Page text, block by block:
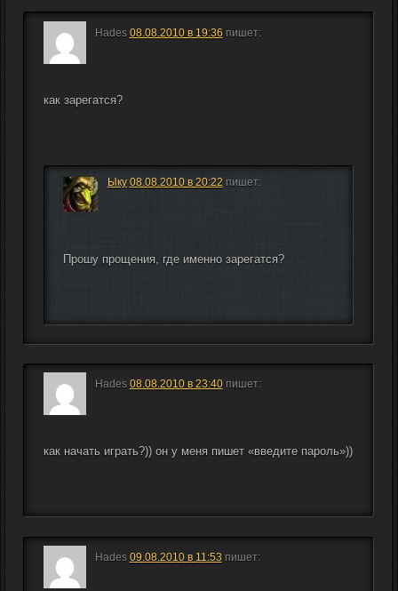
Hades 08.08.2010 в 19:36 пишет:
как зарегатся?
Ыку 08.08.2010 в 20:22 пишет:
Прошу прощения, где именно зарегатся?
Hades 08.08.2010 в 23:40 пишет:
как начать играть?)) он у меня пишет «введите пароль»))
Hades 09.08.2010 в 11:53 пишет: